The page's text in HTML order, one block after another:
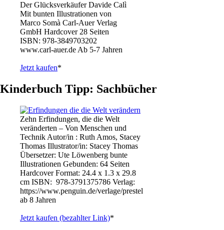
Der Glücksverkäufer Davide Calì
Mit bunten Illustrationen von
Marco Somà Carl-Auer Verlag
GmbH Hardcover 28 Seiten
ISBN: 978-3849703202
www.carl-auer.de Ab 5-7 Jahren
Jetzt kaufen*
Kinderbuch Tipp: Sachbücher
Zehn Erfindungen, die die Welt
veränderten – Von Menschen und
Technik Autor/in : Ruth Amos, Stacey
Thomas Illustrator/in: Stacey Thomas
Übersetzer: Ute Löwenberg bunte
Illustrationen Gebunden: 64 Seiten
Hardcover Format: 24.4 x 1.3 x 29.8
cm ISBN: ‎ 978-3791375786 Verlag:
https://www.penguin.de/verlage/prestel
ab 8 Jahren
Jetzt kaufen (bezahlter Link)*